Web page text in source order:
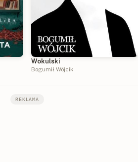
Wokulski
Bogumił Wójcik
REKLAMA